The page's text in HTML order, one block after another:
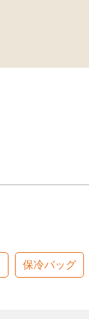
保冷バッグ